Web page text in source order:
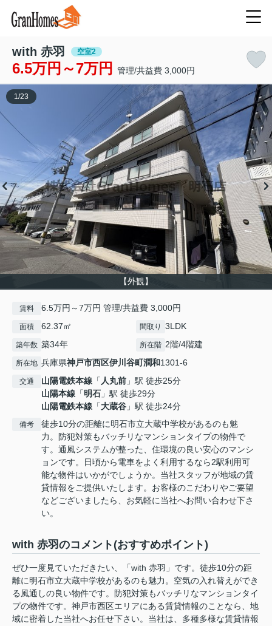
with 赤羽 空室2
6.5万円～7万円 管理/共益費 3,000円
【外観】
1 /23
賃料 6.5万円～7万円 管理/共益費 3,000円
面積 62.37㎡ 間取り 3LDK
築年数 築34年 所在階 2階/4階建
所在地 兵庫県神戸市西区伊川谷町潤和1301-6
交通 山陽電鉄本線 「 人丸前 」駅 徒歩25分
山陽本線 「明石 」駅 徒歩29分
山陽電鉄本線 「大蔵谷 」駅 徒歩24分
備考
徒歩10分の距離に明石市立大蔵中学校があるのも魅
力。防犯対策もバッチリなマンションタイプの物件で
す。通風システムが整った、住環境の良い安心のマンシ
ョンです。日頃から電車をよく利用するなら2駅利用可
能な物件はいかがでしょうか。当社スタッフが地域の賃
貸情報をご提供いたします。お客様のこだわりやご要望
などございましたら、お気軽に当社へお問い合わせ下さ
い。
with 赤羽のコメント(おすすめポイント)
ぜひ一度見ていただきたい、「with 赤羽」です。徒歩10分の距
離に明石市立大蔵中学校があるのも魅力。空気の入れ替えができ
る風通しの良い物件です。防犯対策もバッチリなマンションタイ
プの物件です。神戸市西区エリアにある賃貸情報のことなら、地
域に密着した当社へお任せ下さい。当社は、多種多様な賃貸情報